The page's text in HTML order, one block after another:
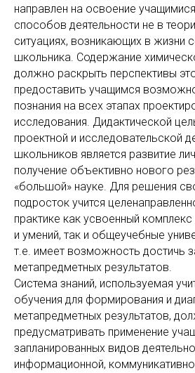
направлен на освоение
способов деятельности не в
ситуациях, возникающих в жизни
школьника. Содержание
должно раскрыть перспективы
предоставить учащимся
познания на всех этапах
исследования. Дидактической
проектной и исследовательской
школьников является развитие
получение объективно нового
«большой» науке. Для решения
подросток учится
практике как усвоенный
и умений, так и общеучебные
т.е. имеет возможность достичь
метапредметных результатов.
Система знаний, используемая
обучения для формирования и
метапредметных результатов,
предусматривать применение
запланированных видов
информационной,